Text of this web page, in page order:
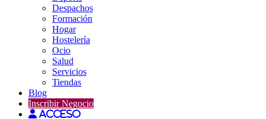
Despachos
Formación
Hogar
Hostelería
Ocio
Salud
Servicios
Tiendas
Blog
Inscribir Negocio
Acceso